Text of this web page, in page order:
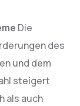
Die
des
und dem
steigert
als auch